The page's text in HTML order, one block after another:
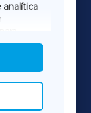
analítica
das